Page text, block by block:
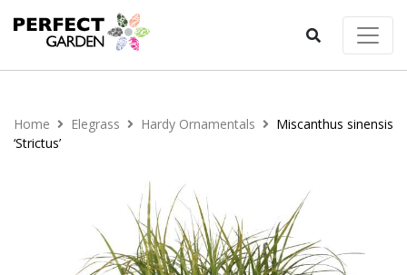
Home Elegrass Hardy Ornamentals
Miscanthus sinensis
‘Strictus’